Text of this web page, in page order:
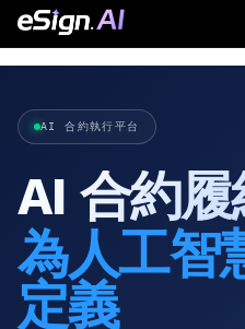
AI 合約執行平台
AI 合約履
為人工智
定義